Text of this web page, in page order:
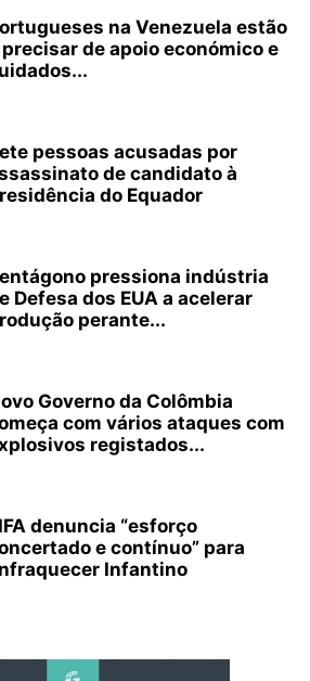
na Venezuela estão
precisar de apoio económico e
pessoas acusadas por
de candidato à
do Equador
pressiona indústria
Defesa dos EUA a acelerar
perante...
Governo da Colômbia
com vários ataques com
registados...
denuncia “esforço
e contínuo” para
Infantino